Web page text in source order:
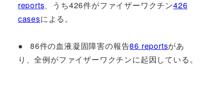
reports 、うち426件がファイザーワクチン426
casesによる。
● 86件の血液凝固障害の報告86 reportsがあ
り、全例がファイザーワクチンに起因している。